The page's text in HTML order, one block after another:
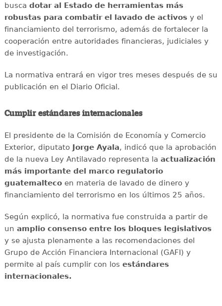
busca dotar al Estado de herramientas más
robustas para combatir el lavado de activosy el
financiamiento del terrorismo, además de fortalecer la
cooperación entre autoridades financieras, judiciales y
de investigación.
La normativa entrará en vigor tres meses después de su
publicación en el Diario Oficial.
Cumplir estándares internacionales
El presidente de la Comisión de Economía y Comercio
Exterior, diputatoJorge Ayala, indicó que la aprobación
de la nueva Ley Antilavado representa la actualización
más importante del marco regulatorio
guatemaltecoen materia de lavado de dinero y
financiamiento del terrorismo en los últimos 25 años.
Según explicó, la normativa fue construida a partir de
un amplio consenso entre los bloques legislativos
y se ajusta plenamente a las recomendaciones del
Grupo de Acción Financiera Internacional (GAFI) y
permite al país cumplir con los estándares
internacionales.